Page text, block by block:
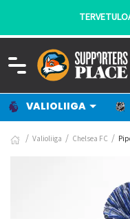
VALIOLIIGA
Valioliiga Chelsea FC